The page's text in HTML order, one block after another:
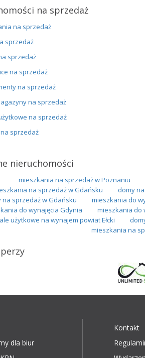
na sprzedaż
na sprzedaż
sprzedaż
sprzedaż
na sprzedaż
na sprzedaż
na sprzedaż
na sprzedaż
sprzedaż
nieruchomości
mieszkania na sprzedaż w Poznaniu
na sprzedaż w Gdańsku
domy
na sprzedaż w Gdańsku
mieszkania do
do wynajęcia Gdynia
mieszkania do
użytkowe na wynajem powiat Ełcki
mieszkania na
dla biur
Kontakt